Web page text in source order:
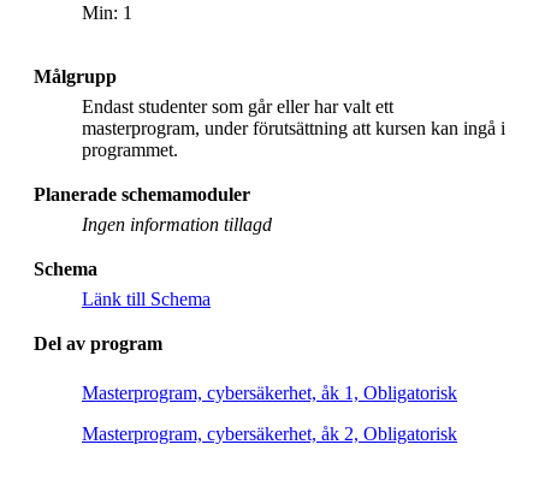
Min: 1
Målgrupp
Endast studenter som går eller har valt ett
masterprogram, under förutsättning att kursen kan ingå i
programmet.
Planerade schemamoduler
Ingen information tillagd
Schema
Länk till Schema
Del av program
Masterprogram, cybersäkerhet, åk 1, Obligatorisk
Masterprogram, cybersäkerhet, åk 2, Obligatorisk